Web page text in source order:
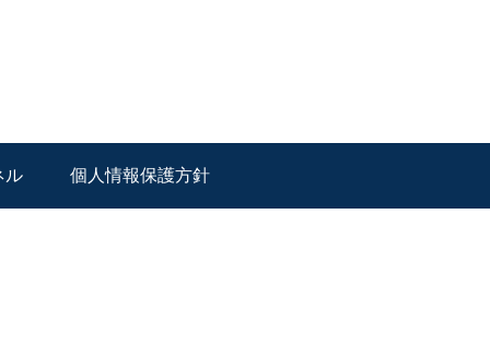
ル 個人情報保護方針